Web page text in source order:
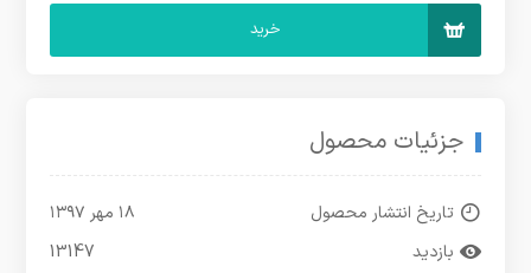
خرید
جزئیات محصول
تاریخ انتشار محصول
۱۸ مهر ۱۳۹۷
بازدید
13147